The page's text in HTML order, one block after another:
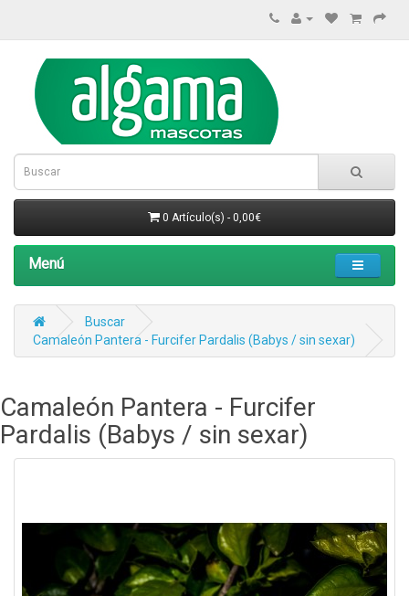
0 Artículo(s) - 0,00€
Menú
Buscar
Camaleón Pantera - Furcifer Pardalis (Babys / sin sexar)
Camaleón Pantera - Furcifer
Pardalis (Babys / sin sexar)